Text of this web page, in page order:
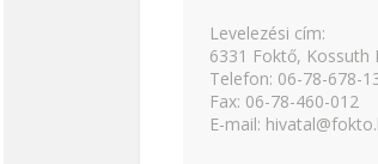
Levelezési cím:
6331 Foktő, Kossuth
Telefon: 06-78-678-
Fax: 06-78-460-012
E-mail: